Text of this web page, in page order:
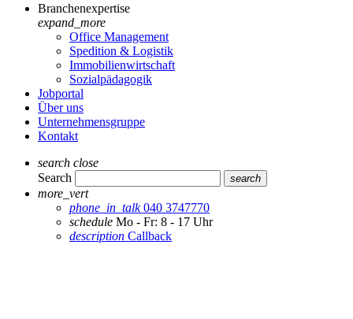
Branchenexpertise
expand_more
Office Management
Spedition & Logistik
Immobilienwirtschaft
Sozialpädagogik
Jobportal
Über uns
Unternehmensgruppe
Kontakt
search close
Search
search
more_vert
phone_in_talk 040 3747770
schedule Mo - Fr: 8 - 17 Uhr
description Callback